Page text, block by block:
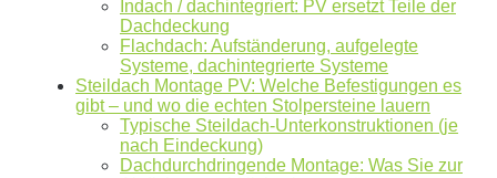
Mit dem Absenden erklären Sie sich mit derDatenverarbeitung
einverstanden. Wir geben Ihre Daten nicht ohne Ihre ausdrückliche
Zustimmung an Dritte weiter. Wir verwenden Ihre Daten nicht zu
Werbezwecken in Form von Newslettern oder sonstigen
Indach / dachintegriert: PV ersetzt Teile der
Dachdeckung
Flachdach: Aufständerung, aufgelegte
Systeme, dachintegrierte Systeme
Steildach Montage PV: Welche Befestigungen es
gibt – und wo die echten Stolpersteine lauern
Typische Steildach-Unterkonstruktionen (je
nach Eindeckung)
Dachdurchdringende Montage: Was Sie zur